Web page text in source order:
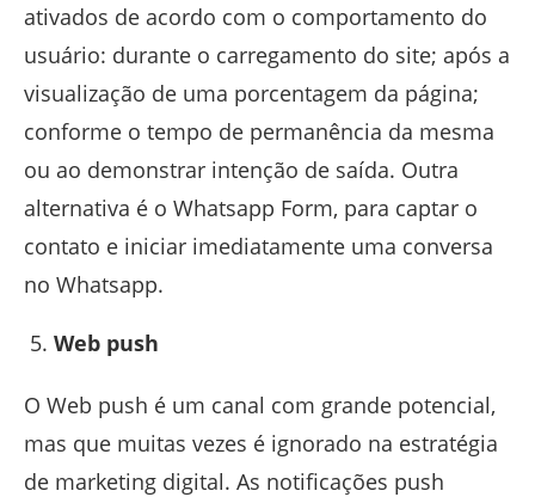
ativados de acordo com o comportamento do
usuário: durante o carregamento do site; após a
visualização de uma porcentagem da página;
conforme o tempo de permanência da mesma
ou ao demonstrar intenção de saída. Outra
alternativa é o Whatsapp Form, para captar o
contato e iniciar imediatamente uma conversa
no Whatsapp.
Web push
O Web push é um canal com grande potencial,
mas que muitas vezes é ignorado na estratégia
de marketing digital. As notificações push